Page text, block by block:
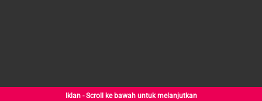
Iklan - Scroll ke bawah untuk melanjutkan